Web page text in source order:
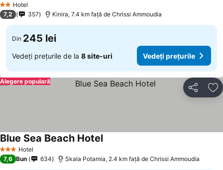
2 SteleHotel
7,2 357 Kinira, 7.4 km faţă de Chrissi Ammoudia
Din 245 lei
Vedeți prețurile de la 8 site-uri Vedeți prețurile
Distribuiți
Alegere populară
3 SteleHotel
Blue Sea Beach Hotel
7,6 Bun 634 Skala Potamia, 2.4 km faţă de Chrissi Ammoudia